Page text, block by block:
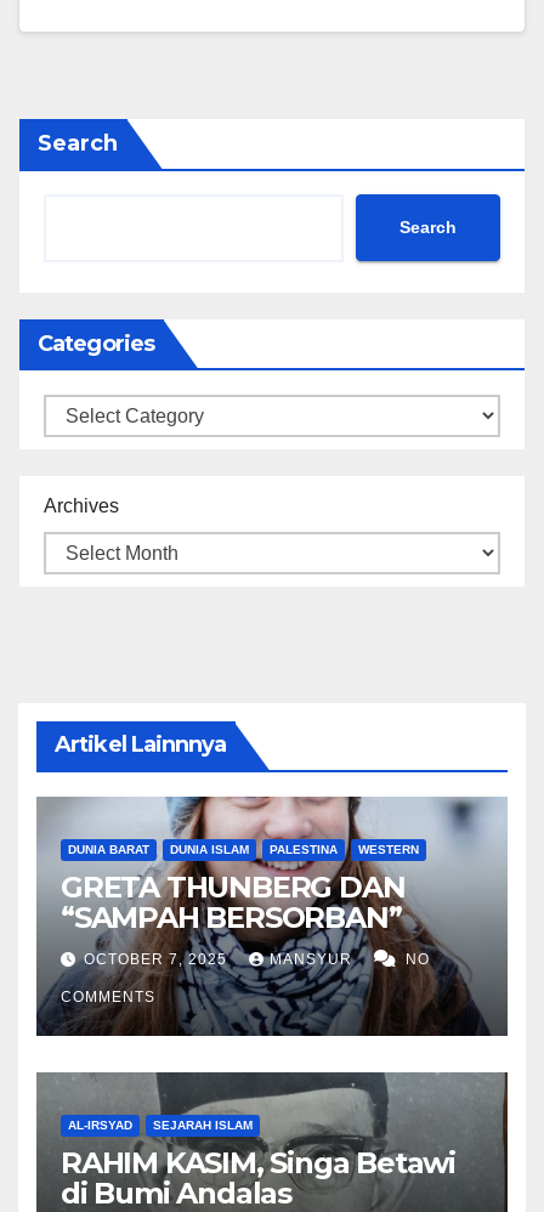
Search
Search
Categories
Categories
Archives
Artikel Lainnnya
DUNIA BARAT DUNIA ISLAM PALESTINA WESTERN
GRETA THUNBERG DAN
“SAMPAH BERSORBAN”
OCTOBER 7, 2025 MANSYUR NO
COMMENTS
AL-IRSYAD SEJARAH ISLAM
RAHIM KASIM, Singa Betawi
di Bumi Andalas